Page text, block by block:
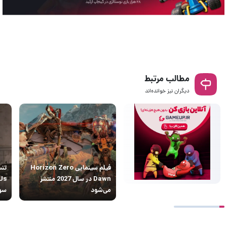
مطالب مرتبط
دیگران نیز خوانده‌اند
فیلم سینمایی Horizon Zero
Dawn در سال 2027 منتشر
می‌شود